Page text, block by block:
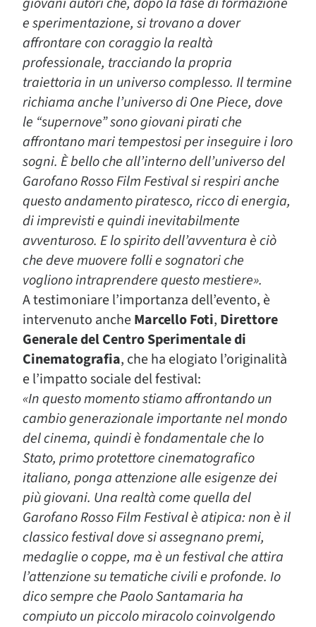
e sperimentazione, si trovano a dover
affrontare con coraggio la realtà
professionale, tracciando la propria
traiettoria in un universo complesso. Il termine
richiama anche l’universo di One Piece, dove
le “supernove” sono giovani pirati che
affrontano mari tempestosi per inseguire i loro
sogni. È bello che all’interno dell’universo del
Garofano Rosso Film Festival si respiri anche
questo andamento piratesco, ricco di energia,
di imprevisti e quindi inevitabilmente
avventuroso. E lo spirito dell’avventura è ciò
che deve muovere folli e sognatori che
vogliono intraprendere questo mestiere».
A testimoniare l’importanza dell’evento, è
intervenuto ancheMarcello Foti, Direttore
Generale del Centro Sperimentale di
Cinematografia, che ha elogiato l’originalità
e l’impatto sociale del festival:
«In questo momento stiamo affrontando un
cambio generazionale importante nel mondo
del cinema, quindi è fondamentale che lo
Stato, primo protettore cinematografico
italiano, ponga attenzione alle esigenze dei
più giovani. Una realtà come quella del
Garofano Rosso Film Festival è atipica: non è il
classico festival dove si assegnano premi,
medaglie o coppe, ma è un festival che attira
l’attenzione su tematiche civili e profonde. Io
dico sempre che Paolo Santamaria ha
compiuto un piccolo miracolo coinvolgendo